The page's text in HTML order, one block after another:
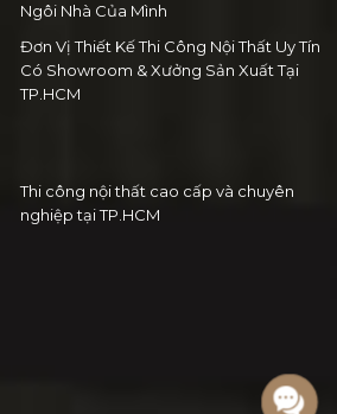
Ngôi Nhà Của Mình